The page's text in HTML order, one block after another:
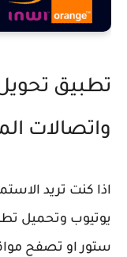
واتصالات
اذا كنت تريد
يوتيوب وتحميل
ستور او تصفح